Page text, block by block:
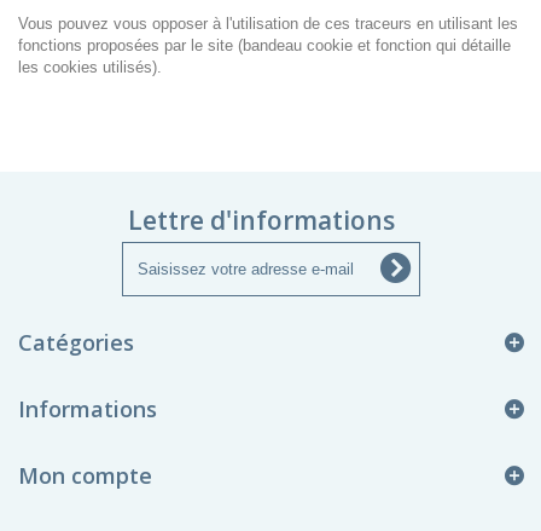
Vous pouvez vous opposer à l'utilisation de ces traceurs en utilisant les
fonctions proposées par le site (bandeau cookie et fonction qui détaille
les cookies utilisés).
Lettre d'informations
Catégories
Informations
Mon compte